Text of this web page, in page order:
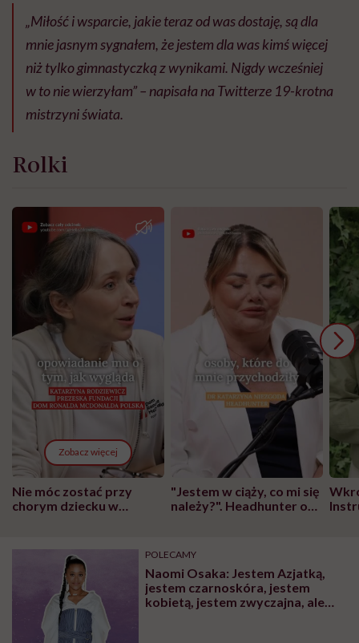
„Miłość i wsparcie, jakie teraz od was dostaję, są dla
mnie jasnym sygnałem, że jestem dla was kimś więcej
niż tylko gimnastyczką z wynikami. Nigdy wcześniej
w to nie wierzyłam” – napisała na Twitterze 19-krotna
mistrzyni świata.
Rolki
Zobacz więcej
Nie móc zostać przy
chorym dziecku w
może chyba tylko
głupota i brak
wyobraźni"
"Jestem w ciąży, co mi się
należy?". Headhunter o
pracy
POLECAMY
Naomi Osaka: Jestem Azjatką,
jestem czarnoskóra, jestem
kobietą, jestem zwyczajna, ale